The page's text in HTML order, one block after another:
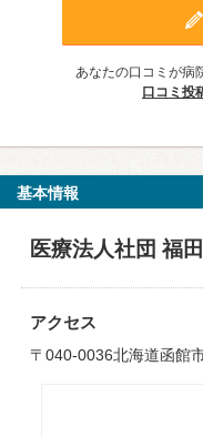
あなたの口コミが病
口コミ投
基本情報
医療法人社団 福
アクセス
〒040-0036北海道函館